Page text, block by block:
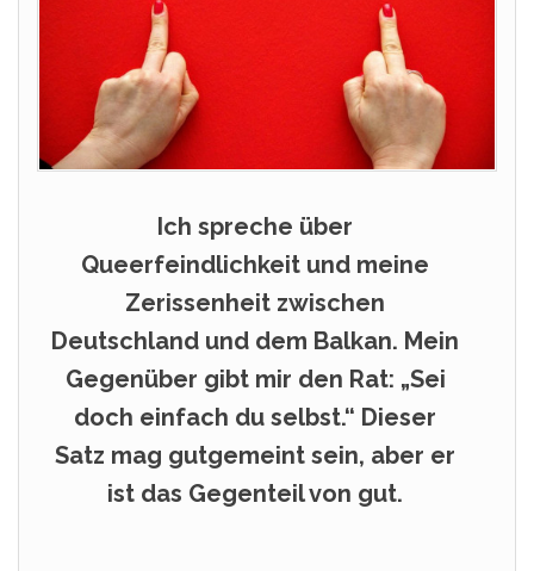
Ich spreche über
Queerfeindlichkeit und meine
Zerissenheit zwischen
Deutschland und dem Balkan. Mein
Gegenüber gibt mir den Rat: „Sei
doch einfach du selbst.“ Dieser
Satz mag gutgemeint sein, aber er
ist das Gegenteil von gut.